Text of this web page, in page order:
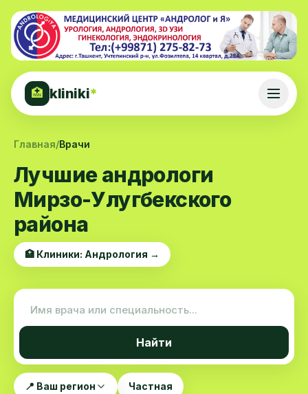
🏥 kliniki*
Главная/Врачи
Лучшие андрологи
Мирзо-Улугбекского
района
🏥 Клиники: Андрология →
Найти
📍 Ваш регион Частная